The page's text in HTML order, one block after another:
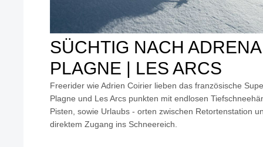
SÜCHTIG NACH
PLAGNE | LES ARCS
Freerider wie Adrien Coirier lieben das französische
Plagne und Les Arcs punkten mit endlosen
Pisten, sowie Urlaubs - orten zwischen Retortenstation
direktem Zugang ins Schneereich.